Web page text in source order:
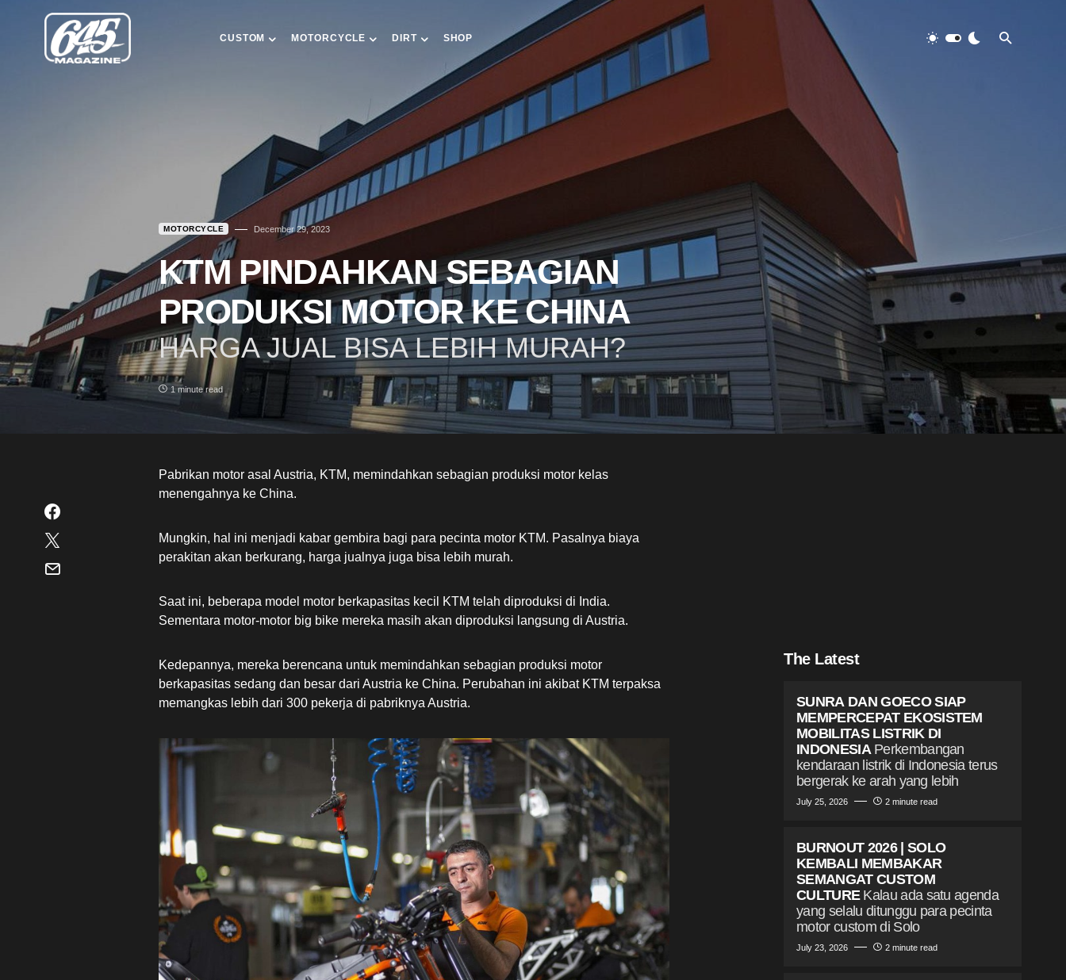
CUSTOM MOTORCYCLE DIRT SHOP
MOTORCYCLE December 29, 2023
KTM PINDAHKAN SEBAGIAN
PRODUKSI MOTOR KE CHINA
HARGA JUAL BISA LEBIH MURAH?
1 minute read
Pabrikan motor asal Austria, KTM, memindahkan sebagian produksi motor kelas
menengahnya ke China.
Mungkin, hal ini menjadi kabar gembira bagi para pecinta motor KTM. Pasalnya biaya
perakitan akan berkurang, harga jualnya juga bisa lebih murah.
Saat ini, beberapa model motor berkapasitas kecil KTM telah diproduksi di India.
Sementara motor-motor big bike mereka masih akan diproduksi langsung di Austria.
Kedepannya, mereka berencana untuk memindahkan sebagian produksi motor
berkapasitas sedang dan besar dari Austria ke China. Perubahan ini akibat KTM terpaksa
memangkas lebih dari 300 pekerja di pabriknya Austria.
The Latest
SUNRA DAN GOECO SIAP
MEMPERCEPAT EKOSISTEM
MOBILITAS LISTRIK DI
INDONESIA Perkembangan
kendaraan listrik di Indonesia terus
bergerak ke arah yang lebih
July 25, 2026 2 minute read
BURNOUT 2026 | SOLO
KEMBALI MEMBAKAR
SEMANGAT CUSTOM
CULTURE Kalau ada satu agenda
yang selalu ditunggu para pecinta
motor custom di Solo
July 23, 2026 2 minute read